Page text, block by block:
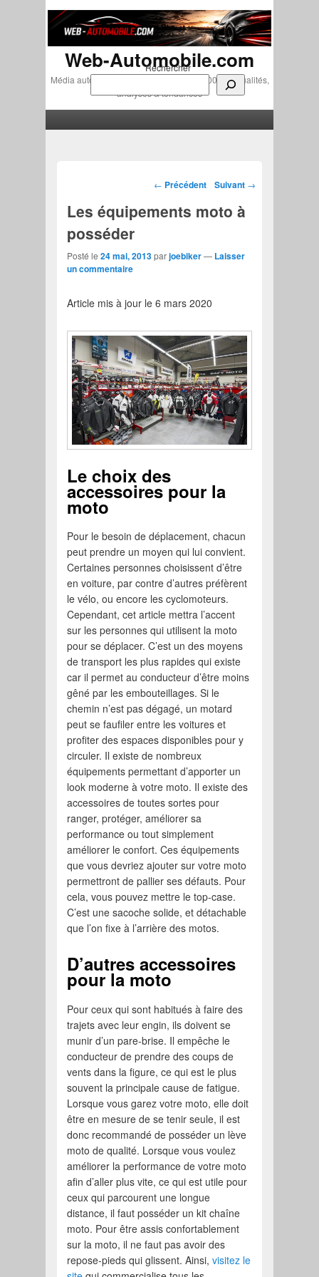
Rechercher
Web-Automobile.com
Média automobile indépendant depuis 2007 • Actualités,
analyses & tendances
Navigation des articles
← Précédent Suivant →
Les équipements moto à
posséder
Posté le24 mai, 2013parjoebiker— Laisser
un commentaire
Article mis à jour le 6 mars 2020
Le choix des
accessoires pour la
moto
Pour le besoin de déplacement, chacun
peut prendre un moyen qui lui convient.
Certaines personnes choisissent d’être
en voiture, par contre d’autres préfèrent
le vélo, ou encore les cyclomoteurs.
Cependant, cet article mettra l’accent
sur les personnes qui utilisent la moto
pour se déplacer. C’est un des moyens
de transport les plus rapides qui existe
car il permet au conducteur d’être moins
gêné par les embouteillages. Si le
chemin n’est pas dégagé, un motard
peut se faufiler entre les voitures et
profiter des espaces disponibles pour y
circuler. Il existe de nombreux
équipements permettant d’apporter un
look moderne à votre moto. Il existe des
accessoires de toutes sortes pour
ranger, protéger, améliorer sa
performance ou tout simplement
améliorer le confort. Ces équipements
que vous devriez ajouter sur votre moto
permettront de pallier ses défauts. Pour
cela, vous pouvez mettre le top-case.
C’est une sacoche solide, et détachable
que l’on fixe à l’arrière des motos.
D’autres accessoires
pour la moto
Pour ceux qui sont habitués à faire des
trajets avec leur engin, ils doivent se
munir d’un pare-brise. Il empêche le
conducteur de prendre des coups de
vents dans la figure, ce qui est le plus
souvent la principale cause de fatigue.
Lorsque vous garez votre moto, elle doit
être en mesure de se tenir seule, il est
donc recommandé de posséder un lève
moto de qualité. Lorsque vous voulez
améliorer la performance de votre moto
afin d’aller plus vite, ce qui est utile pour
ceux qui parcourent une longue
distance, il faut posséder un kit chaîne
moto. Pour être assis confortablement
sur la moto, il ne faut pas avoir des
repose-pieds qui glissent. Ainsi,visitez le